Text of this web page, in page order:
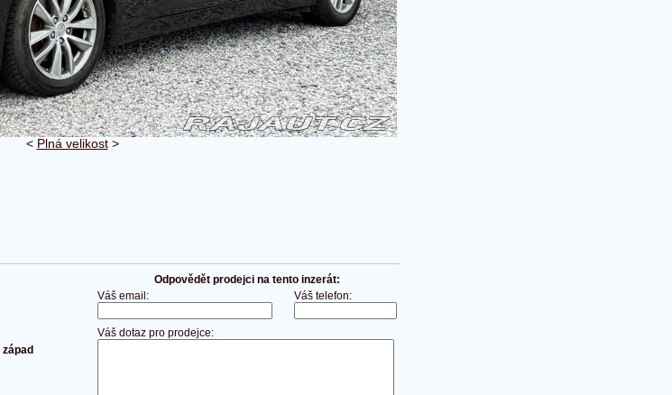
< Plná velikost>
Odpovědět prodejci na tento inzerát:
Váš email:
Váš telefon:
Váš dotaz pro prodejce: